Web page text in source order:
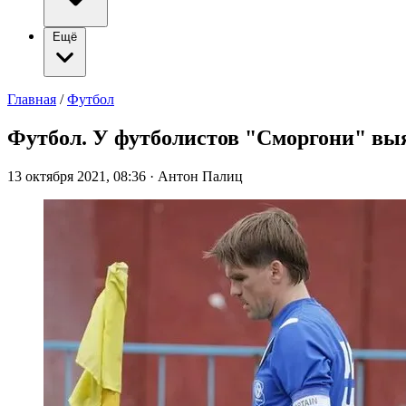
Ещё
Главная / Футбол
Футбол. У футболистов "Сморгони"
13 октября 2021, 08:36 · Антон Палиц